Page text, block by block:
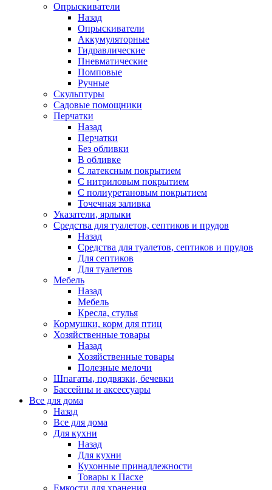
Опрыскиватели
Назад
Опрыскиватели
Аккумуляторные
Гидравлические
Пневматические
Помповые
Ручные
Скульптуры
Садовые помощники
Перчатки
Назад
Перчатки
Без обливки
В обливке
С латексным покрытием
С нитриловым покрытием
С полиуретановым покрытием
Точечная заливка
Указатели, ярлыки
Средства для туалетов, септиков и прудов
Назад
Средства для туалетов, септиков и прудов
Для септиков
Для туалетов
Мебель
Назад
Мебель
Кресла, стулья
Кормушки, корм для птиц
Хозяйственные товары
Назад
Хозяйственные товары
Полезные мелочи
Шпагаты, подвязки, бечевки
Бассейны и аксессуары
Все для дома
Назад
Все для дома
Для кухни
Назад
Для кухни
Кухонные принадлежности
Товары к Пасхе
Емкости для хранения